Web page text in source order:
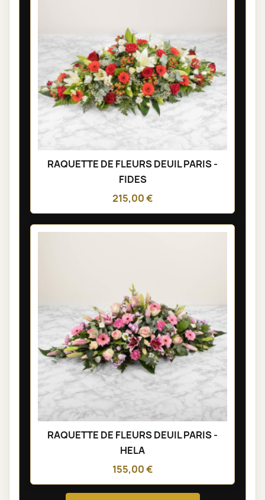
RAQUETTE DE FLEURS DEUIL PARIS -
FIDES
215,00 €
RAQUETTE DE FLEURS DEUIL PARIS -
HELA
155,00 €